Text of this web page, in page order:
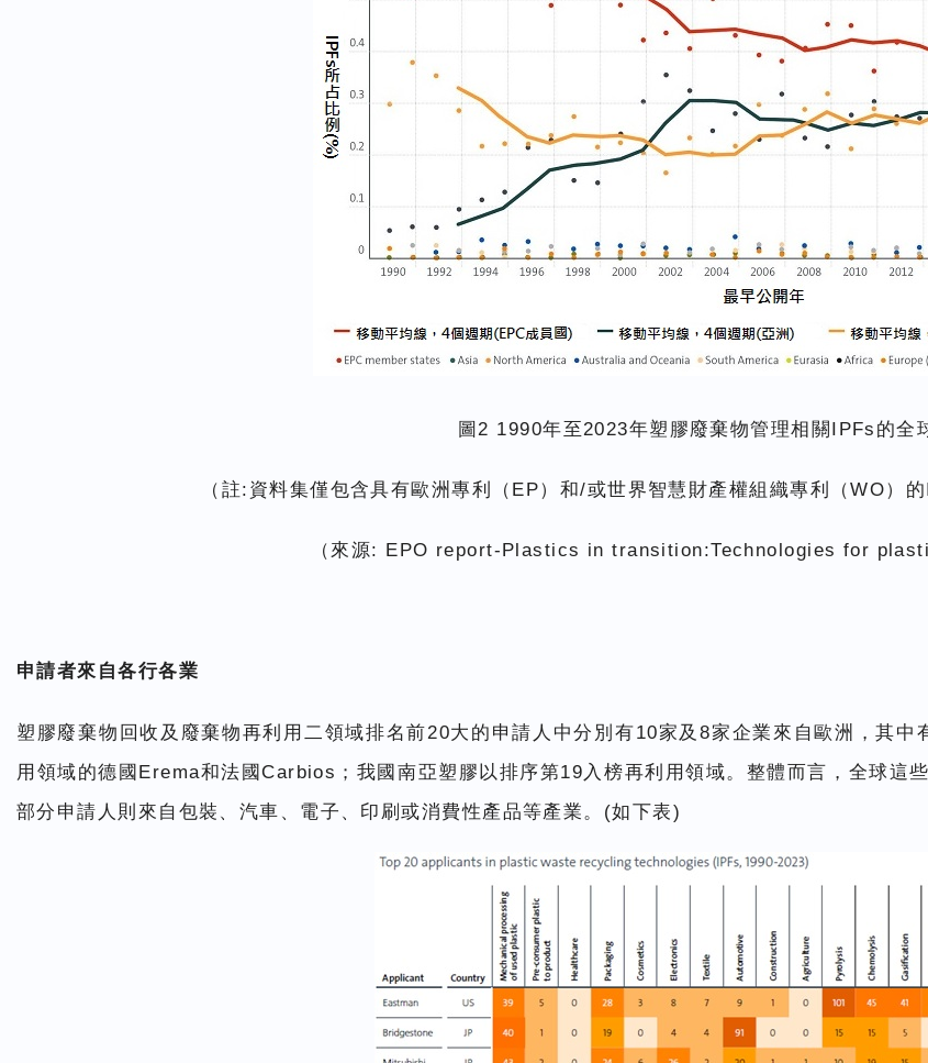
圖2 1990年至2023年塑膠廢棄物管理相關IPFs的全
（註:資料集僅包含具有歐洲專利（EP）和/或世界智慧財產權組織專利（WO）
（來源: EPO report-Plastics in transition:Technologies for
申請者來自各行各業
塑膠廢棄物回收及廢棄物再利用二領域排名前20大的申請人中分別有10家及8家企業來自歐洲，其
用領域的德國Erema和法國Carbios；我國南亞塑膠以排序第19入榜再利用領域。整體而言，全球這
部分申請人則來自包裝、汽車、電子、印刷或消費性產品等產業。(如下表)